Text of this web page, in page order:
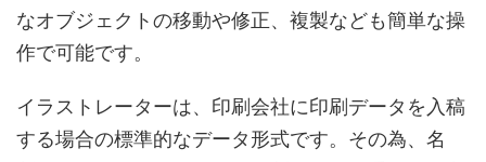
なオブジェクトの移動や修正、複製なども簡単な操
作で可能です。
イラストレーターは、印刷会社に印刷データを入稿
する場合の標準的なデータ形式です。その為、名